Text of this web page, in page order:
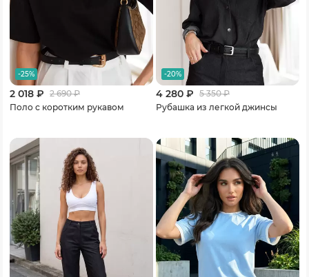
-25%
2 018 ₽ 2 690₽
Поло с коротким рукавом
-20%
4 280 ₽ 5 350₽
Рубашка из легкой джинсы